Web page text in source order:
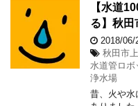
【水道
る】秋田
2018/06/
秋田市
水道管ロボ
浄水場
昔、火や水